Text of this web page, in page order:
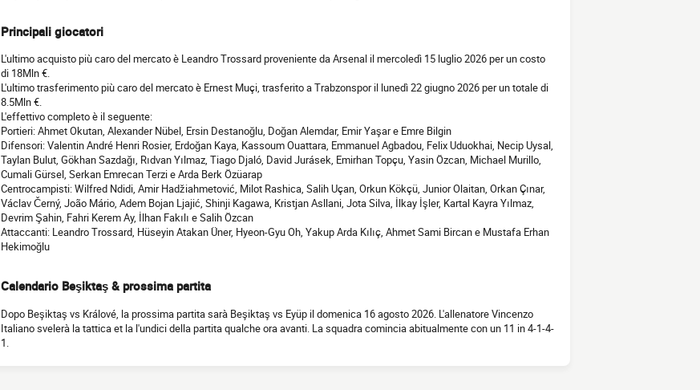
Principali giocatori
L'ultimo acquisto più caro del mercato è Leandro Trossard proveniente da Arsenal il mercoledì 15 luglio 2026 per un costo
di 18Mln €.
L'ultimo trasferimento più caro del mercato è Ernest Muçi, trasferito a Trabzonspor il lunedì 22 giugno 2026 per un totale di
8.5Mln €.
L'effettivo completo è il seguente:
Portieri: Ahmet Okutan, Alexander Nübel, Ersin Destanoğlu, Doğan Alemdar, Emir Yaşar e Emre Bilgin
Difensori: Valentin André Henri Rosier, Erdoğan Kaya, Kassoum Ouattara, Emmanuel Agbadou, Felix Uduokhai, Necip Uysal,
Taylan Bulut, Gökhan Sazdağı, Rıdvan Yılmaz, Tiago Djaló, David Jurásek, Emirhan Topçu, Yasin Özcan, Michael Murillo,
Cumali Gürsel, Serkan Emrecan Terzi e Arda Berk Özüarap
Centrocampisti: Wilfred Ndidi, Amir Hadžiahmetović, Milot Rashica, Salih Uçan, Orkun Kökçü, Junior Olaitan, Orkan Çınar,
Václav Černý, João Mário, Adem Bojan Ljajić, Shinji Kagawa, Kristjan Asllani, Jota Silva, İlkay İşler, Kartal Kayra Yılmaz,
Devrim Şahin, Fahri Kerem Ay, İlhan Fakılı e Salih Özcan
Attaccanti: Leandro Trossard, Hüseyin Atakan Üner, Hyeon-Gyu Oh, Yakup Arda Kılıç, Ahmet Sami Bircan e Mustafa Erhan
Hekimoğlu
Calendario Beşiktaş & prossima partita
Dopo Beşiktaş vs Králové, la prossima partita sarà Beşiktaş vs Eyüp il domenica 16 agosto 2026. L'allenatore Vincenzo
Italiano svelerà la tattica et la l'undici della partita qualche ora avanti. La squadra comincia abitualmente con un 11 in 4-1-4-
1.